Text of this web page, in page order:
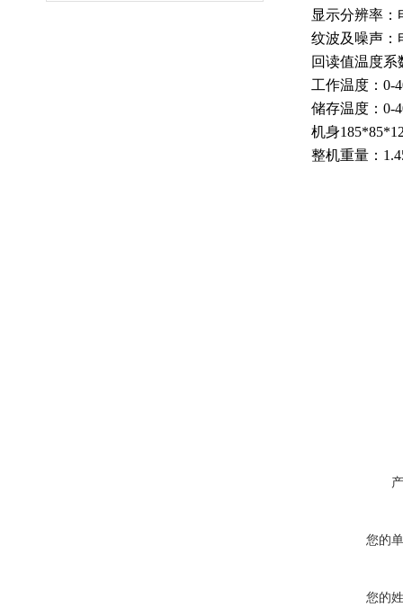
显示分辨率：
纹波及噪声：
回读值温度系
工作温度： 0-
储存温度： 0-
机身
整机重量：
您的
您的